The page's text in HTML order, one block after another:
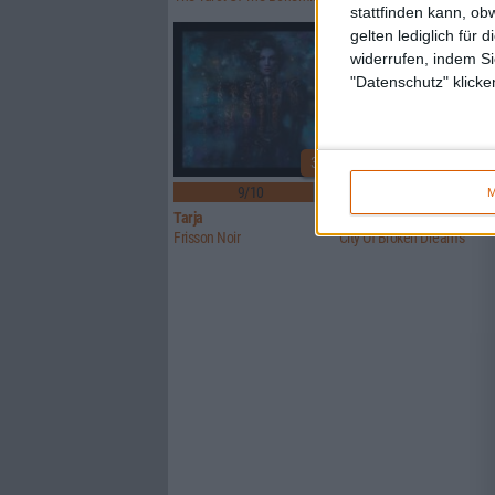
stattfinden kann,
gelten lediglich für
widerrufen, indem
"Datenschutz"
3
9/10
Tarja
Frisson Noir
Imparity
City Of Broken Dreams